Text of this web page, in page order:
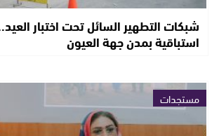
شبكات التطهير السائل تحت اختبار
استباقية بمدن جهة العيون
مستجدات